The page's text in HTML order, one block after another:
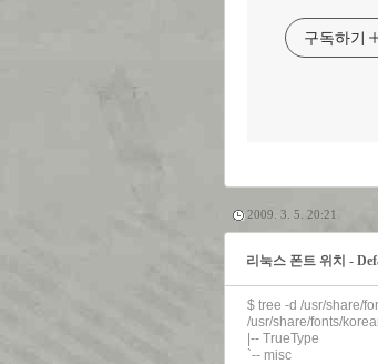
구독하기
2009. 3. 5. 20:21
리눅스 폰트 위치 -
$ tree -d /usr/share/
/usr/share/fonts/
|-- TrueType
`-- misc